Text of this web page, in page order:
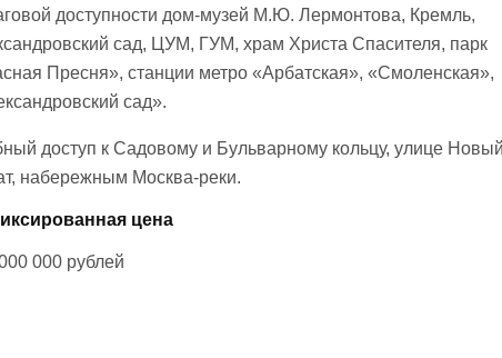
доступности дом-музей М.Ю. Лермонтова, Кремль,
сад, ЦУМ, ГУМ, храм Христа Спасителя, парк
Пресня», станции метро «Арбатская», «Смоленская»,
сад».
доступ к Садовому и Бульварному кольцу, улице Новый
набережным Москва-реки.
цена
000 рублей